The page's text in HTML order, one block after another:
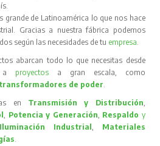
grande de Latinoamérica lo que nos hace
Gracias a nuestra fábrica podemos
según las necesidades de tu empresa
abarcan todo lo que necesitas desde
a proyectos
a gran escala, como
transformadores de poder
en Transmisión y Distribución
Potencia y Generación Respaldo y
Iluminación Industrial
Materiales